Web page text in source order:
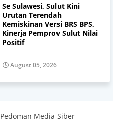
Se Sulawesi, Sulut Kini
Urutan Terendah
Kemiskinan Versi BRS BPS,
Kinerja Pemprov Sulut Nilai
Positif
August 05, 2026
Pedoman Media Siber